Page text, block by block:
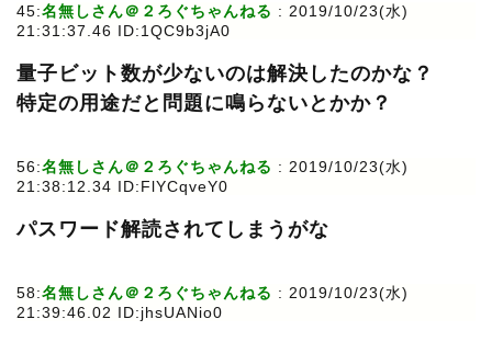
45:名無しさん＠２ろぐちゃんねる : 2019/10/23(水)
21:31:37.46 ID:1QC9b3jA0
量子ビット数が少ないのは解決したのかな？
特定の用途だと問題に鳴らないとかか？
56:名無しさん＠２ろぐちゃんねる : 2019/10/23(水)
21:38:12.34 ID:FlYCqveY0
パスワード解読されてしまうがな
58:名無しさん＠２ろぐちゃんねる : 2019/10/23(水)
21:39:46.02 ID:jhsUANio0